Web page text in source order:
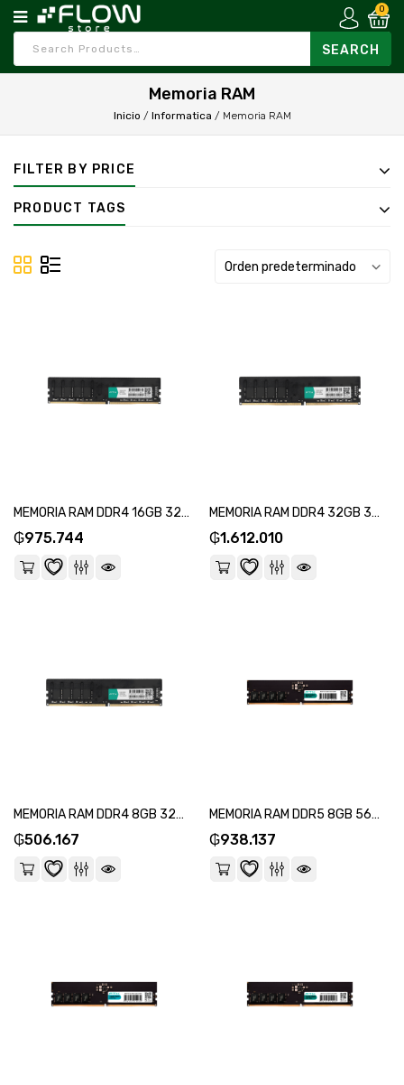
0
Memoria RAM
Inicio / Informatica / Memoria RAM
FILTER BY PRICE
PRODUCT TAGS
Orden predeterminado
MEMORIA RAM DDR4 16GB 3200 FTX 111665-SKU:111669
₲975.744
MEMORIA RAM DDR4 32GB 3200 FTX 111672-SKU:111676
₲1.612.010
MEMORIA RAM DDR4 8GB 3200 FTX 111658-SKU:111652
₲506.167
MEMORIA RAM DDR5 8GB 5600 FTX 114994-SKU:114998
₲938.137